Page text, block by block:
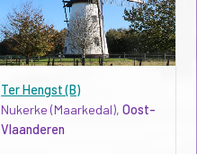
Ter Hengst (B)
Nukerke (Maarkedal),Oost-
Vlaanderen